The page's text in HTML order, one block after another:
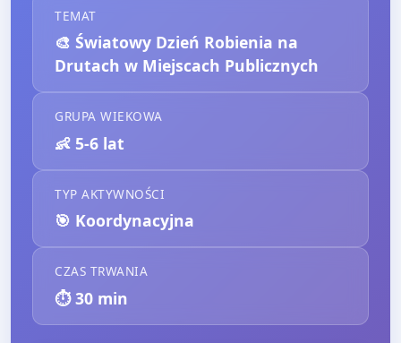
TEMAT
🎨 Światowy Dzień Robienia na
Drutach w Miejscach Publicznych
GRUPA WIEKOWA
👶 5-6 lat
TYP AKTYWNOŚCI
🎯 Koordynacyjna
CZAS TRWANIA
⏱️30 min